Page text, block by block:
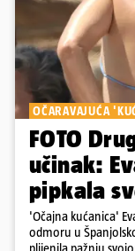
OČARAVAJUĆA
FOTO
učinak:
pipkala
'Očajna kućanica'
odmoru u
plijenila pažnju